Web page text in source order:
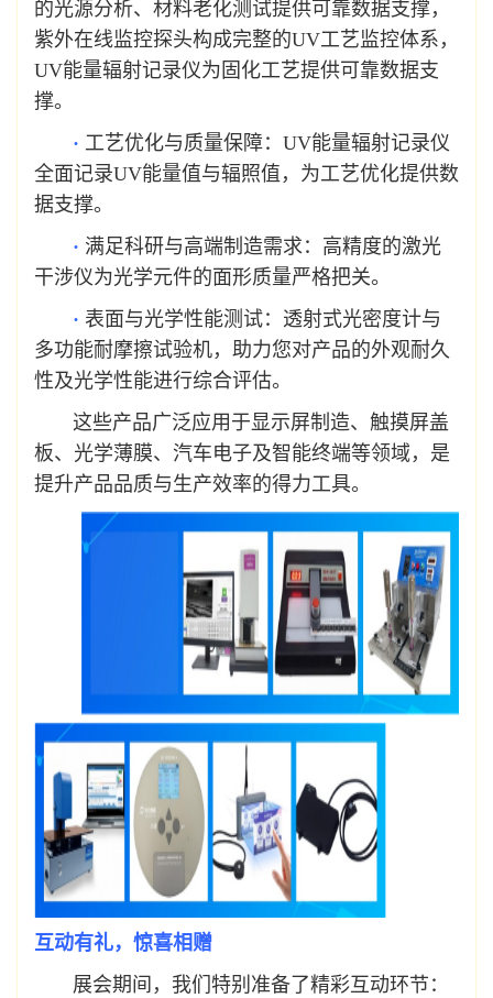
的光源分析、材料老化测试提供可靠数据支撑，
紫外在线监控探头构成完整的UV工艺监控体系，
UV能量辐射记录仪为固化工艺提供可靠数据支
撑。
· 工艺优化与质量保障：UV能量辐射记录仪
全面记录UV能量值与辐照值，为工艺优化提供数
据支撑。
· 满足科研与高端制造需求：高精度的激光
干涉仪为光学元件的面形质量严格把关。
· 表面与光学性能测试：透射式光密度计与
多功能耐摩擦试验机，助力您对产品的外观耐久
性及光学性能进行综合评估。
这些产品广泛应用于显示屏制造、触摸屏盖
板、光学薄膜、汽车电子及智能终端等领域，是
提升产品品质与生产效率的得力工具。
互动有礼，惊喜相赠
展会期间，我们特别准备了精彩互动环节：